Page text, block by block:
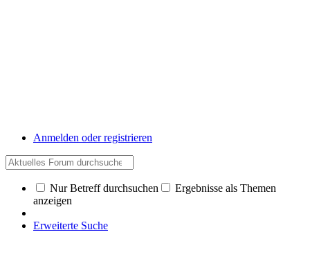
Anmelden oder registrieren
Nur Betreff durchsuchen
Ergebnisse als Themen
anzeigen
Erweiterte Suche